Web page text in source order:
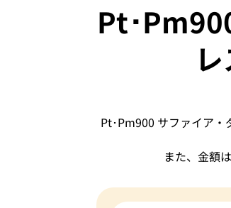
Pt･
Pt･Pm900 サファイア
また、金額